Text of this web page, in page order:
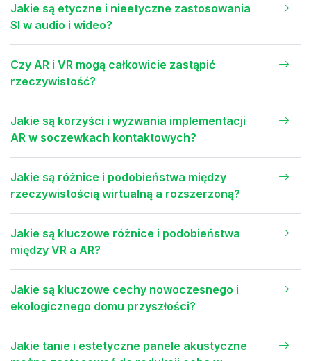
Jakie są etyczne i nieetyczne zastosowania
SI w audio i wideo?
Czy AR i VR mogą całkowicie zastąpić
rzeczywistość?
Jakie są korzyści i wyzwania implementacji
AR w soczewkach kontaktowych?
Jakie są różnice i podobieństwa między
rzeczywistością wirtualną a rozszerzoną?
Jakie są kluczowe różnice i podobieństwa
między VR a AR?
Jakie są kluczowe cechy nowoczesnego i
ekologicznego domu przyszłości?
Jakie tanie i estetyczne panele akustyczne